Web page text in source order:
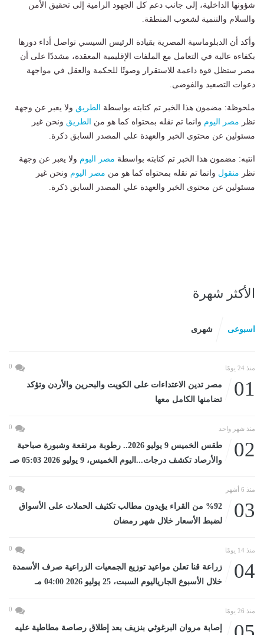
شؤونها الداخلية، إلى جانب دعم كل الجهود الرامية إلى تحقيق الأمن
والسلام والتنمية لشعوب المنطقة.
وأكد أن الدبلوماسية المصرية بقيادة الرئيس السيسي تواصل أداء دورها
بكفاءة عالية في التعامل مع الملفات الإقليمية المعقدة، مشددًا على أن
مصر ستظل قوة داعمة للاستقرار وصوتًا للحكمة والعقل في مواجهة
دعوات التصعيد والفوضى.
ملحوظة: مضمون هذا الخبر تم كتابته بواسطة الطريق ولا يعبر عن وجهة
نظر مصر اليوم وانما تم نقله بمحتواه كما هو من الطريق ونحن غير
مسئولين عن محتوى الخبر والعهدة علي المصدر السابق ذكرة.
انتبه: مضمون هذا الخبر تم كتابته بواسطة مصر اليوم ولا يعبر عن وجهة
نظر منقول وانما تم نقله بمحتواه كما هو من مصر اليوم ونحن غير
مسئولين عن محتوى الخبر والعهدة علي المصدر السابق ذكرة.
الأكثر شهرة
اسبوعى شهرى
منذ 24 يومًا 0
01
مصر تدين الاعتداءات على الكويت والبحرين والأردن وتؤكد
تضامنها الكامل معها
منذ شهر واحد 0
02
طقس الخميس 9 يوليو 2026.. رطوبة مرتفعة وشبورة صباحية
والأرصاد تكشف درجات...اليوم الخميس، 9 يوليو 2026 05:03 صـ
منذ 6 أشهر 0
03
%92 من القراء يؤيدون مطالب تكثيف الحملات على الأسواق
لضبط الأسعار خلال شهر رمضان
منذ 14 يومًا 0
04
زراعة قنا تعلن مواعيد توزيع الجمعيات الزراعية صرف الأسمدة
خلال الأسبوع الجارياليوم السبت، 25 يوليو 2026 04:00 مـ
منذ 26 يومًا 0
إصابة مروان البرغوثي بنزيف بعد إطلاق رصاصة مطاطية عليه